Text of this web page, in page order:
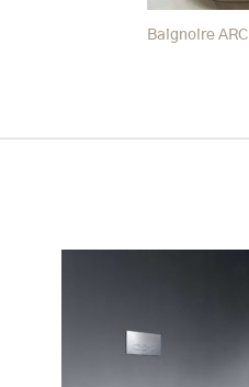
Baignoire ARC